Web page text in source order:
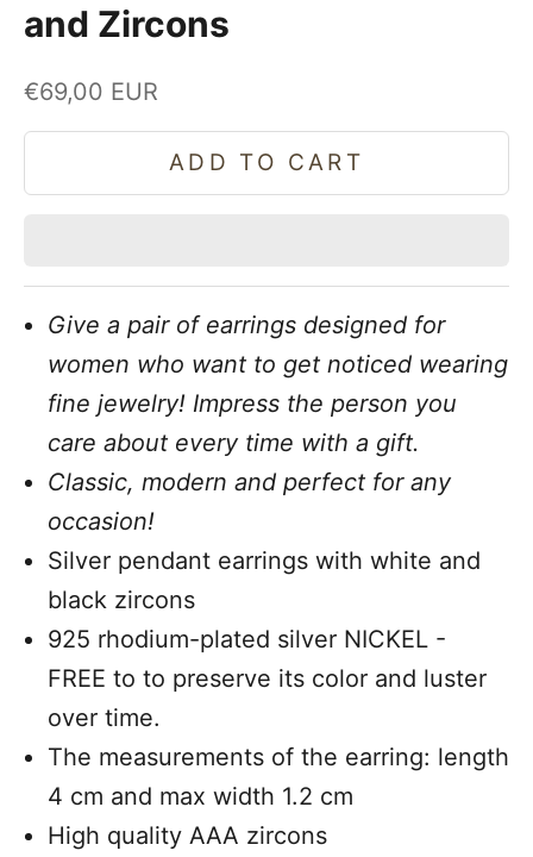
and Zircons
Sale price
€69,00 EUR
ADD TO CART
Give a pair of earrings designed for
women who want to get noticed wearing
fine jewelry! Impress the person you
care about every time with a gift.
Classic, modern and perfect for any
occasion!
Silver pendant earrings with white and
black zircons
925 rhodium-plated silver NICKEL -
FREE to to preserve its color and luster
over time.
The measurements of the earring: length
4 cm and max width 1.2 cm
High quality AAA zircons